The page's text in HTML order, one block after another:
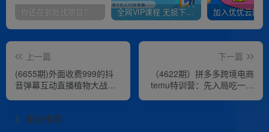
你还在到处找项目？还在当韭菜？我靠卖项目一个月收入5万+，曾经我也是个失败者。 全网VIP课程 无损下载~
上一篇
(6655期)外面收费999的抖
音弹幕互动直播植物大战僵
下一篇
（4622期）拼多多跨境电商
temu特训营：先入局吃一波
相关推荐